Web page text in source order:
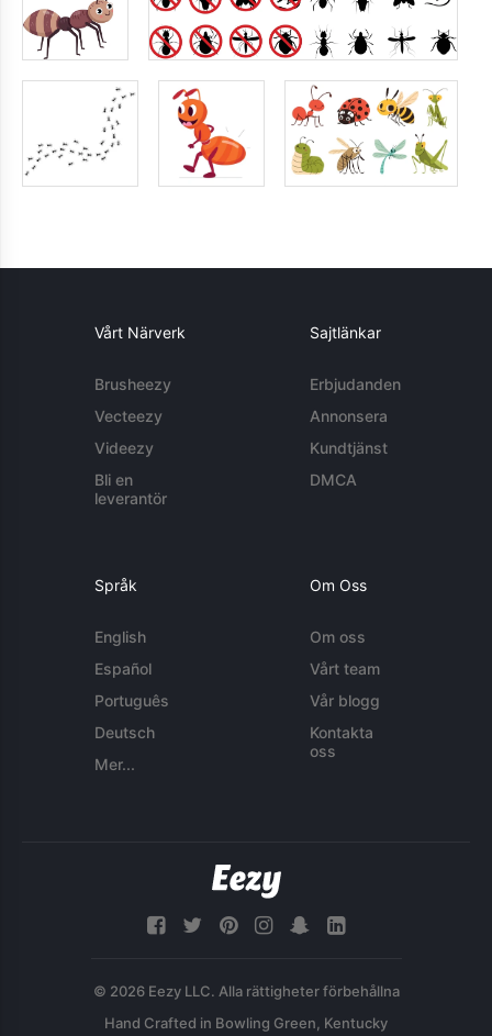
Vårt Närverk
Brusheezy
Vecteezy
Videezy
Bli en
leverantör
Sajtlänkar
Erbjudanden
Annonsera
Kundtjänst
DMCA
Språk
English
Español
Português
Deutsch
Mer...
Om Oss
Om oss
Vårt team
Vår blogg
Kontakta
oss
© 2026 Eezy LLC. Alla rättigheter förbehållna